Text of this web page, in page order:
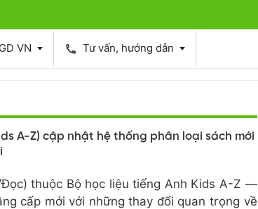
VN phone Tư vấn, hướng dẫn
A-Z) cập nhật hệ thống phân loại sách mới
Đọc) thuộc Bộ học liệu tiếng Anh Kids A-Z —
cấp mới với những thay đổi quan trọng về